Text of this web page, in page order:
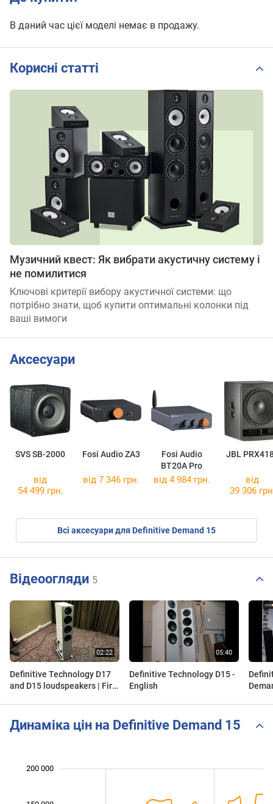
В даний час цієї моделі немає в продажу.
Корисні статті
Музичний квест: Як вибрати акустичну систему і
не помилитися
Ключові критерії вибору акустичної системи: що
потрібно знати, щоб купити оптимальні колонки під
ваші вимоги
Аксесуари
SVS SB-2000 Fosi Audio ZA3
Fosi Audio
BT20A Pro
JBL
від
54 499 грн.
від 7 346 грн. від 4 984 грн.
від
39 306
Всі аксесуари для Definitive Demand 15
Відеоогляди 5
Definitive Technology D17
and D15 loudspeakers | First
Definitive Technology D15 -
English
Динаміка цін на Definitive Demand 15
200 000